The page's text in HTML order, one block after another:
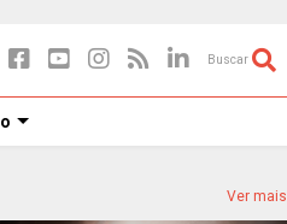
Buscar
Ver mais